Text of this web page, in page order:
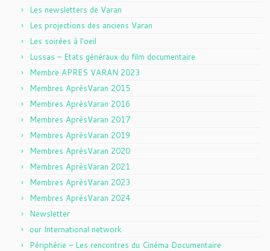
Les newsletters de Varan
Les projections des anciens Varan
Les soirées à l'oeil
Lussas – Etats généraux du film documentaire
Membre APRES VARAN 2023
Membres AprèsVaran 2015
Membres AprèsVaran 2016
Membres AprèsVaran 2017
Membres AprèsVaran 2019
Membres AprèsVaran 2020
Membres AprèsVaran 2021
Membres AprèsVaran 2023
Membres AprèsVaran 2024
Newsletter
our International network
Périphérie – Les rencontres du Cinéma Documentaire